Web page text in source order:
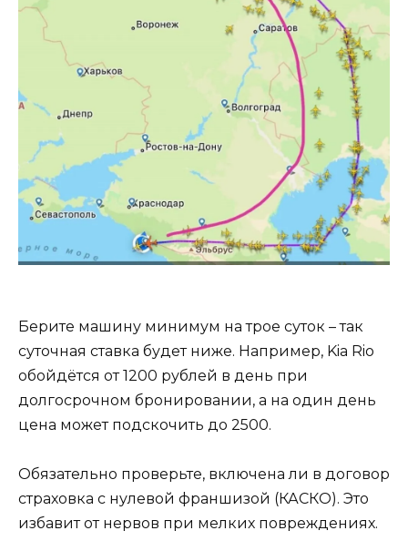
Берите машину минимум на трое суток – так
суточная ставка будет ниже. Например, Kia Rio
обойдётся от 1200 рублей в день при
долгосрочном бронировании, а на один день
цена может подскочить до 2500.
Обязательно проверьте, включена ли в договор
страховка с нулевой франшизой (КАСКО). Это
избавит от нервов при мелких повреждениях.